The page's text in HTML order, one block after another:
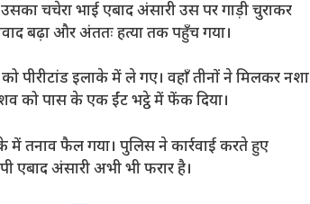
चचेरा भाई एबाद अंसारी उस पर गाड़ी चुराकर
बढ़ा और अंततः हत्या तक पहुँच गया।
पीरीटांड इलाके में ले गए। वहाँ तीनों ने मिलकर नशा
को पास के एक ईंट भट्ठे में फेंक दिया।
तनाव फैल गया। पुलिस ने कार्रवाई करते हुए
एबाद अंसारी अभी भी फरार है।